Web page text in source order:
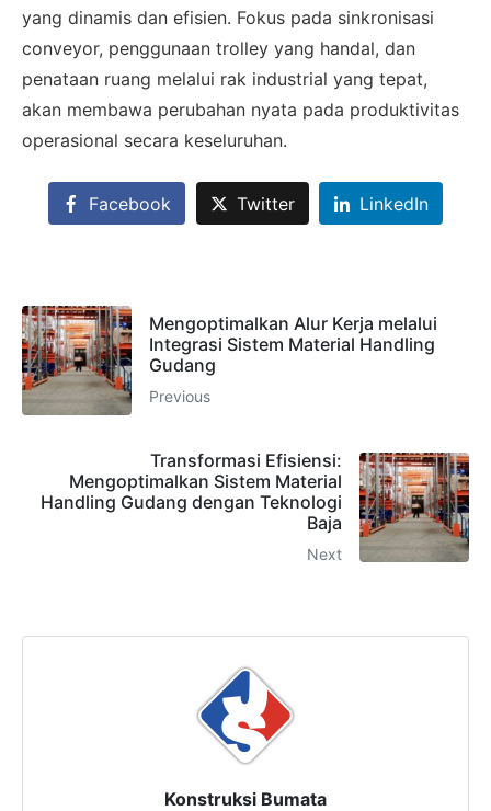
yang dinamis dan efisien. Fokus pada sinkronisasi
conveyor, penggunaan trolley yang handal, dan
penataan ruang melalui rak industrial yang tepat,
akan membawa perubahan nyata pada produktivitas
operasional secara keseluruhan.
Facebook Twitter LinkedIn
Mengoptimalkan Alur Kerja melalui
Integrasi Sistem Material Handling
Gudang
Previous
Transformasi Efisiensi:
Mengoptimalkan Sistem Material
Handling Gudang dengan Teknologi
Baja
Next
Konstruksi Bumata
Konsultasikan kebutuhan proyek Anda, dapatkan
estimasi cepat via WhatsApp.
Admin 1